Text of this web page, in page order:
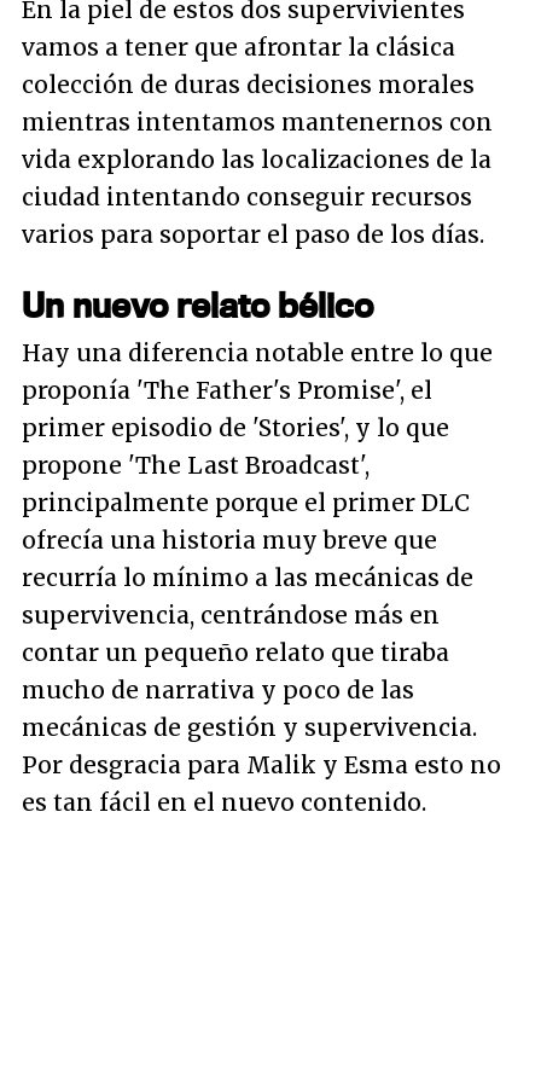
En la piel de estos dos supervivientes
vamos a tener que afrontar la clásica
colección de duras decisiones morales
mientras intentamos mantenernos con
vida explorando las localizaciones de la
ciudad intentando conseguir recursos
varios para soportar el paso de los días.
Un nuevo relato bélico
Hay una diferencia notable entre lo que
proponía 'The Father's Promise', el
primer episodio de 'Stories', y lo que
propone 'The Last Broadcast',
principalmente porque el primer DLC
ofrecía una historia muy breve que
recurría lo mínimo a las mecánicas de
supervivencia, centrándose más en
contar un pequeño relato que tiraba
mucho de narrativa y poco de las
mecánicas de gestión y supervivencia.
Por desgracia para Malik y Esma esto no
es tan fácil en el nuevo contenido.